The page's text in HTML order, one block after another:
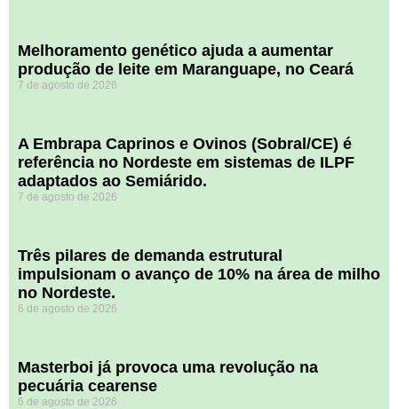
Melhoramento genético ajuda a aumentar
produção de leite em Maranguape, no Ceará
7 de agosto de 2026
A Embrapa Caprinos e Ovinos (Sobral/CE) é
referência no Nordeste em sistemas de ILPF
adaptados ao Semiárido.
7 de agosto de 2026
​Três pilares de demanda estrutural
impulsionam o avanço de 10% na área de milho
no Nordeste.
6 de agosto de 2026
Masterboi já provoca uma revolução na
pecuária cearense
6 de agosto de 2026